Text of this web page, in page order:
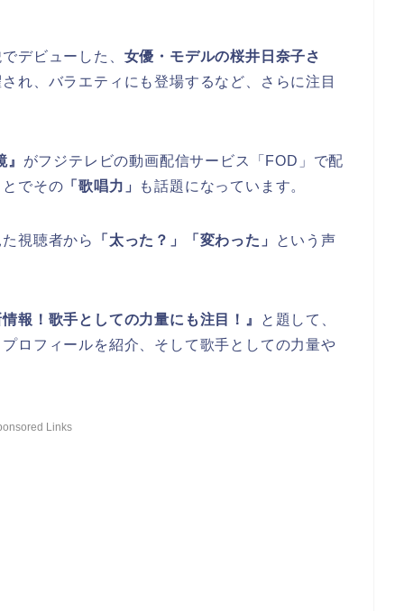
デビューした、 女優・モデルの桜井日奈子さ
れ、バラエティにも登場するなど、さらに注目
がフジテレビの動画配信サービス「FOD」で配
でその 「歌唱力」 も話題になっています。
視聴者から 「太った？」「変わった」 という声
報！歌手としての力量にも注目！』
と題して、
ロフィールを紹介、そして歌手としての力量や
Links